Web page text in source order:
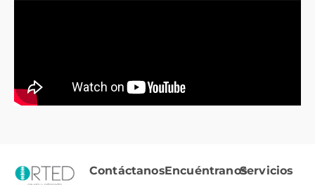
ContáctanosEncuéntranosServicios